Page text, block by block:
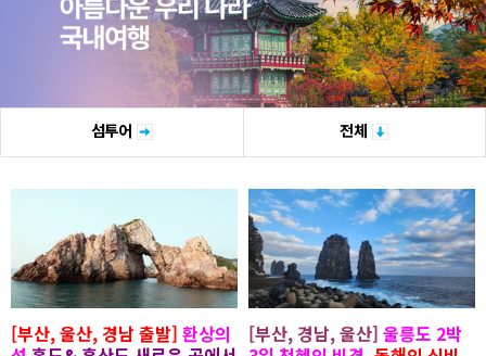
섬투어 전체
[부산, 울산, 경남 출발] 환상의
[부산, 경남, 울산] 울릉도 2박